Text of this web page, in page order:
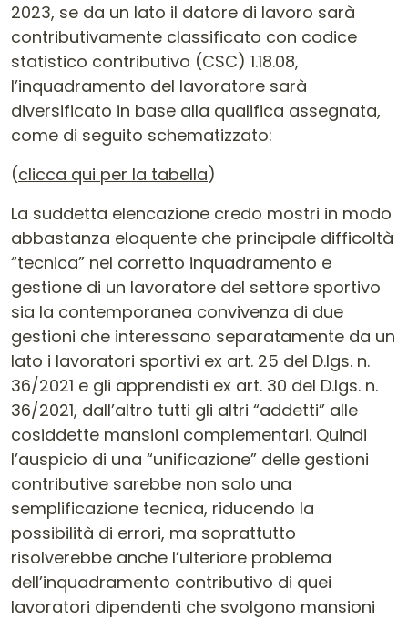
2023, se da un lato il datore di lavoro sarà
contributivamente classificato con codice
statistico contributivo (CSC) 1.18.08,
l’inquadramento del lavoratore sarà
diversificato in base alla qualifica assegnata,
come di seguito schematizzato:
(clicca qui per la tabella)
La suddetta elencazione credo mostri in modo
abbastanza eloquente che principale difficoltà
“tecnica” nel corretto inquadramento e
gestione di un lavoratore del settore sportivo
sia la contemporanea convivenza di due
gestioni che interessano separatamente da un
lato i lavoratori sportivi ex art. 25 del D.lgs. n.
36/2021 e gli apprendisti ex art. 30 del D.lgs. n.
36/2021, dall’altro tutti gli altri “addetti” alle
cosiddette mansioni complementari. Quindi
l’auspicio di una “unificazione” delle gestioni
contributive sarebbe non solo una
semplificazione tecnica, riducendo la
possibilità di errori, ma soprattutto
risolverebbe anche l’ulteriore problema
dell’inquadramento contributivo di quei
lavoratori dipendenti che svolgono mansioni